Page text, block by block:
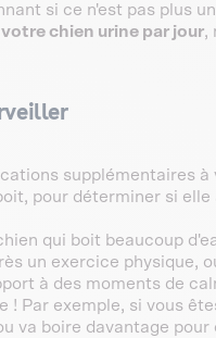
si ce n'est pas plus
chien urine par jour,
supplémentaires
pour déterminer si
qui boit beaucoup
un exercice physique,
à des moments de
! Par exemple, si vous
va boire davantage pour